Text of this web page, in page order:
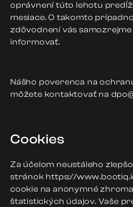
oprávnení túto lehotu
mesiace. O takomto
zdôvodnení vás
informovať.
Nášho poverenca na
môžete kontaktovať na
Cookies
Za účelom neustáleho
stránok https://
cookie na anonymné
štatistických údajov. Vaše